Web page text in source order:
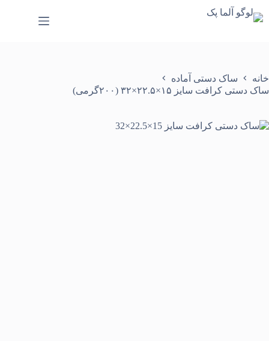
به
خانه
ساک دستی آماده
ساک دستی کرافت سایز ۱۵×۲۲.۵×۳۲ (۲۰۰گرمی)